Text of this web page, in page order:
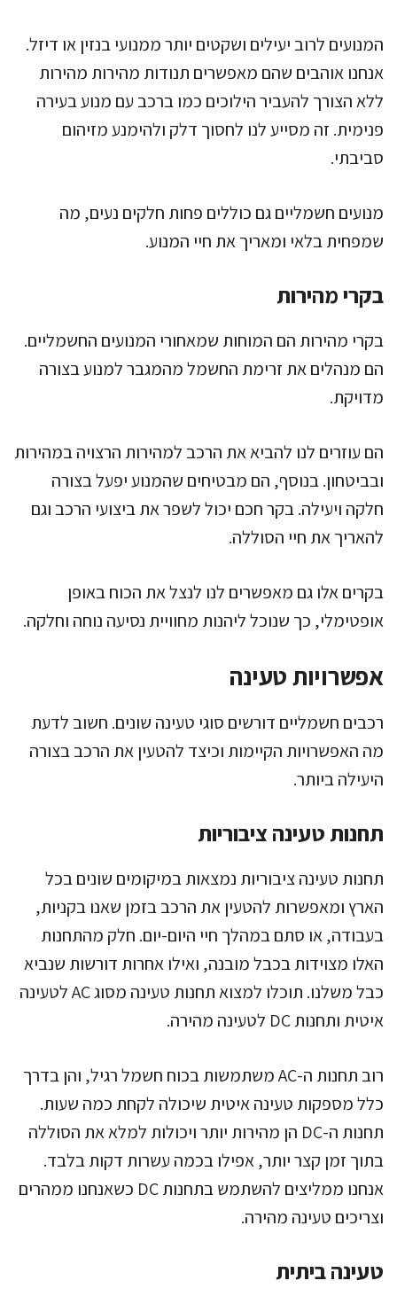
המנועים לרוב יעילים ושקטים יותר ממנועי בנזין או דיזל.
אנחנו אוהבים שהם מאפשרים תנודות מהירות מהירות
ללא הצורך להעביר הילוכים כמו ברכב עם מנוע בעירה
פנימית. זה מסייע לנו לחסוך דלק ולהימנע מזיהום
סביבתי.
מנועים חשמליים גם כוללים פחות חלקים נעים, מה
שמפחית בלאי ומאריך את חיי המנוע.
בקרי מהירות
בקרי מהירות הם המוחות שמאחורי המנועים החשמליים.
הם מנהלים את זרימת החשמל מהמגבר למנוע בצורה
מדויקת.
הם עוזרים לנו להביא את הרכב למהירות הרצויה במהירות
ובביטחון. בנוסף, הם מבטיחים שהמנוע יפעל בצורה
חלקה ויעילה. בקר חכם יכול לשפר את ביצועי הרכב וגם
להאריך את חיי הסוללה.
בקרים אלו גם מאפשרים לנו לנצל את הכוח באופן
אופטימלי, כך שנוכל ליהנות מחוויית נסיעה נוחה וחלקה.
אפשרויות טעינה
רכבים חשמליים דורשים סוגי טעינה שונים. חשוב לדעת
מה האפשרויות הקיימות וכיצד להטעין את הרכב בצורה
היעילה ביותר.
תחנות טעינה ציבוריות
תחנות טעינה ציבוריות נמצאות במיקומים שונים בכל
הארץ ומאפשרות להטעין את הרכב בזמן שאנו בקניות,
בעבודה, או סתם במהלך חיי היום-יום. חלק מהתחנות
האלו מצוידות בכבל מובנה, ואילו אחרות דורשות שנביא
כבל משלנו. תוכלו למצוא תחנות טעינה מסוג AC לטעינה
איטית ותחנות DC לטעינה מהירה.
רוב תחנות ה-AC משתמשות בכוח חשמל רגיל, והן בדרך
כלל מספקות טעינה איטית שיכולה לקחת כמה שעות.
תחנות ה-DC הן מהירות יותר ויכולות למלא את הסוללה
בתוך זמן קצר יותר, אפילו בכמה עשרות דקות בלבד.
אנחנו ממליצים להשתמש בתחנות DC כשאנחנו ממהרים
וצריכים טעינה מהירה.
טעינה ביתית